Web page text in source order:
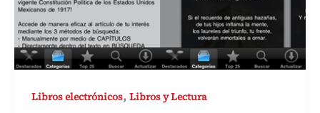
Libros electrónicos, Libros y Lectura